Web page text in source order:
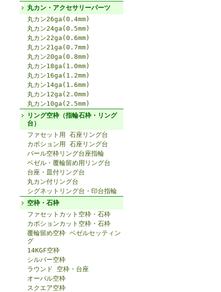
丸カン・アクセサリーパーツ
丸カン26ga(0.4mm)
丸カン24ga(0.5mm)
丸カン22ga(0.6mm)
丸カン21ga(0.7mm)
丸カン20ga(0.8mm)
丸カン18ga(1.0mm)
丸カン16ga(1.2mm)
丸カン14ga(1.6mm)
丸カン12ga(2.0mm)
丸カン10ga(2.5mm)
リング空枠（指輪石枠・リング
台）
ファセット用 石座リング台
カボション用 石座リング台
パール空枠リング台座指輪
ベゼル・覆輪留め用リング台
台座・皿付リング台
丸カン付リング台
シグネットリング台・印台指輪
空枠・石枠
ファセットカット空枠・石枠
カボションカット空枠・石枠
覆輪留め空枠 ベゼルセッティン
グ
14KGF空枠
シルバー空枠
ラウンド 空枠・台座
オーバル空枠
スクエア空枠